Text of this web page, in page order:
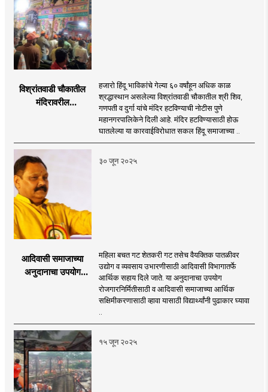
विश्रांतवाडी चौकातील
मंदिरावरील
महाआरती व आंदोलन
हजारो हिंदू भाविकांचे गेल्या ६० वर्षांहून अधिक काळ
श्रद्धास्थान असलेल्या विश्रांतवाडी चौकातील श्री शिव,
गणपती व दुर्गा यांचे मंदिर हटविण्याची नोटीस पुणे
महानगरपालिकेने दिली आहे. मंदिर हटविण्यासाठी होऊ
घातलेल्या या कारवाईविरोधात सकल हिंदू समाजाच्या ..
३० जून २०२५
आदिवासी समाजाच्या
अनुदानाचा उपयोग
डॉ अशोक उईके
महिला बचत गट शेतकरी गट तसेच वैयक्तिक पातळीवर
उद्योग व व्यवसाय उभारणीसाठी आदिवासी विभागातर्फे
आर्थिक सहाय दिले जाते. या अनुदानाचा उपयोग
रोजगारनिर्मितीसाठी व आदिवासी समाजाच्या आर्थिक
सक्षिमीकरणासाठी व्हावा यासाठी विद्यार्थ्यांनी पुढाकार घ्यावा
१५ जून २०२५